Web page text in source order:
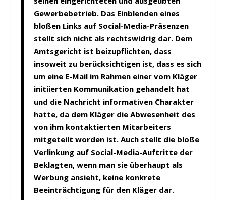
Gewerbebetrieb. Das Einblenden eines
bloßen Links auf Social-Media-Präsenzen
stellt sich nicht als rechtswidrig dar. Dem
Amtsgericht ist beizupflichten, dass
insoweit zu berücksichtigen ist, dass es sich
um eine E-Mail im Rahmen einer vom Kläger
initiierten Kommunikation gehandelt hat
und die Nachricht informativen Charakter
hatte, da dem Kläger die Abwesenheit des
von ihm kontaktierten Mitarbeiters
mitgeteilt worden ist.Auch stellt die bloße
Verlinkung auf Social-Media-Auftritte der
Beklagten, wenn man sie überhaupt als
Werbung ansieht, keine konkrete
Beeinträchtigung für den Kläger dar.